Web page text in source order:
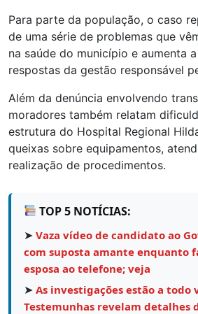
Para parte da população, o caso
de uma série de problemas que
na saúde do município e aumenta
respostas da gestão responsável
Além da denúncia envolvendo
moradores também relatam
estrutura do Hospital Regional
queixas sobre equipamentos,
realização de procedimentos.
TOP 5 NOTÍCIAS:
➤ Vaza vídeo de candidato ao
com suposta amante enquanto
esposa ao telefone; veja
➤ As investigações estão a todo
Testemunhas revelam detalhes